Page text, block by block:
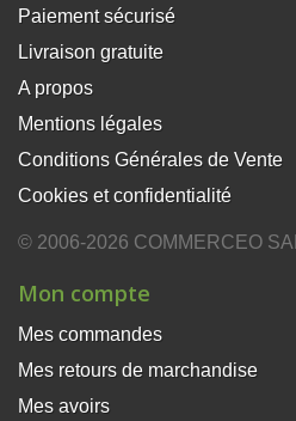
Paiement sécurisé
Livraison gratuite
A propos
Mentions légales
Conditions Générales de Vente
Cookies et confidentialité
© 2006-2026 COMMERCEO
Mon compte
Mes commandes
Mes retours de marchandise
Mes avoirs